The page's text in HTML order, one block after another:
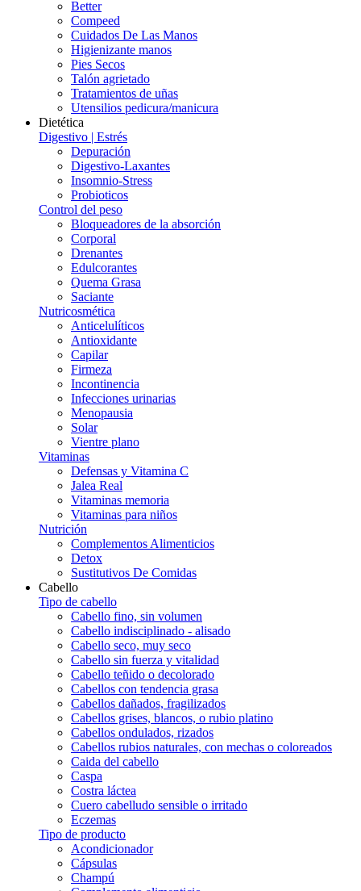
Better
Compeed
Cuidados De Las Manos
Higienizante manos
Pies Secos
Talón agrietado
Tratamientos de uñas
Utensilios pedicura/manicura
Dietética
Digestivo | Estrés
Depuración
Digestivo-Laxantes
Insomnio-Stress
Probioticos
Control del peso
Bloqueadores de la absorción
Corporal
Drenantes
Edulcorantes
Quema Grasa
Saciante
Nutricosmética
Anticelulíticos
Antioxidante
Capilar
Firmeza
Incontinencia
Infecciones urinarias
Menopausia
Solar
Vientre plano
Vitaminas
Defensas y Vitamina C
Jalea Real
Vitaminas memoria
Vitaminas para niños
Nutrición
Complementos Alimenticios
Detox
Sustitutivos De Comidas
Cabello
Tipo de cabello
Cabello fino, sin volumen
Cabello indisciplinado - alisado
Cabello seco, muy seco
Cabello sin fuerza y vitalidad
Cabello teñido o decolorado
Cabellos con tendencia grasa
Cabellos dañados, fragilizados
Cabellos grises, blancos, o rubio platino
Cabellos ondulados, rizados
Cabellos rubios naturales, con mechas o coloreados
Caida del cabello
Caspa
Costra láctea
Cuero cabelludo sensible o irritado
Eczemas
Tipo de producto
Acondicionador
Cápsulas
Champú